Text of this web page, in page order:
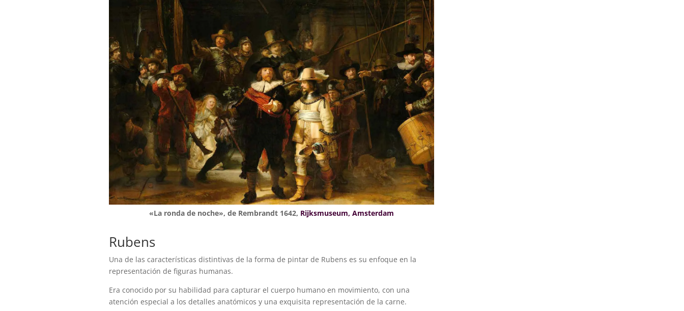
«La ronda de noche», de Rembrandt 1642, Rijksmuseum, Amsterdam
Rubens
Una de las características distintivas de la forma de pintar de Rubens es su enfoque en la
representación de figuras humanas.
Era conocido por su habilidad para capturar el cuerpo humano en movimiento, con una
atención especial a los detalles anatómicos y una exquisita representación de la carne.